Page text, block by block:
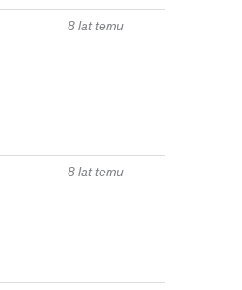
8 lat temu
8 lat temu